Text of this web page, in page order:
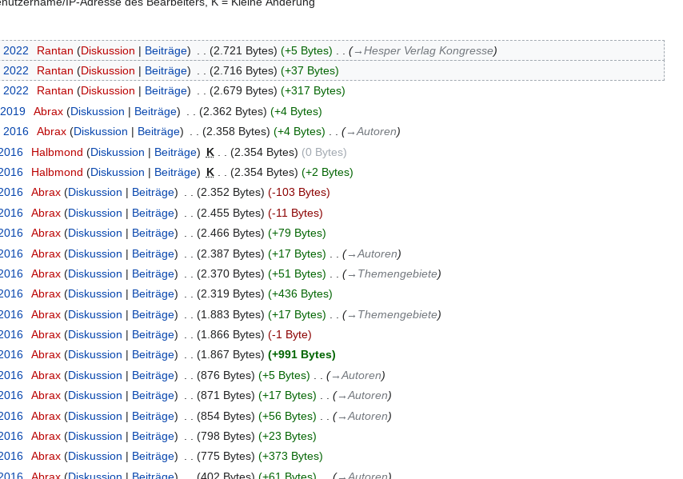
2022 Rantan Diskussion Beiträge 2.721 Bytes +5 Bytes
→‎Hesper Verlag Kongresse
2022 Rantan Diskussion Beiträge 2.716 Bytes
+37 Bytes
2022 Rantan Diskussion Beiträge 2.679 Bytes
+317 Bytes
Abrax Diskussion Beiträge 2.362 Bytes
+4 Bytes
2016 Abrax Diskussion Beiträge 2.358 Bytes +4 Bytes
→‎Autoren
Halbmond Diskussion Beiträge K 2.354 Bytes
0 Bytes
Halbmond Diskussion Beiträge K 2.354 Bytes
+2 Bytes
Abrax Diskussion Beiträge 2.352 Bytes
-103 Bytes
Abrax Diskussion Beiträge 2.455 Bytes
-11 Bytes
Abrax Diskussion Beiträge 2.466 Bytes
+79 Bytes
Abrax Diskussion Beiträge 2.387 Bytes +17 Bytes
→‎Autoren
Abrax Diskussion Beiträge 2.370 Bytes +51 Bytes
→‎Themengebiete
Abrax Diskussion Beiträge 2.319 Bytes
+436 Bytes
Abrax Diskussion Beiträge 1.883 Bytes +17 Bytes
→‎Themengebiete
Abrax Diskussion Beiträge 1.866 Bytes
-1 Byte
Abrax Diskussion Beiträge 1.867 Bytes
+991 Bytes
Abrax Diskussion Beiträge 876 Bytes +5 Bytes
→‎Autoren
Abrax Diskussion Beiträge 871 Bytes +17 Bytes
→‎Autoren
Abrax Diskussion Beiträge 854 Bytes +56 Bytes
→‎Autoren
Abrax Diskussion Beiträge 798 Bytes
+23 Bytes
Abrax Diskussion Beiträge 775 Bytes
+373 Bytes